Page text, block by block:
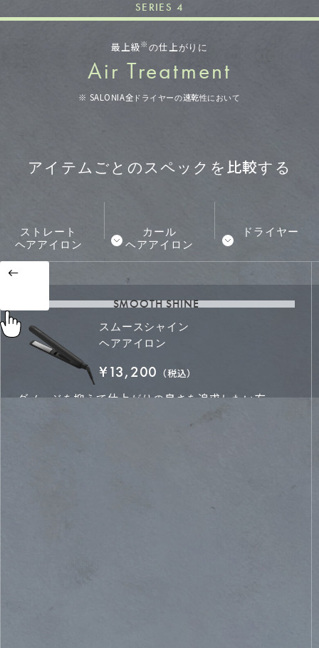
SERIES 4
最上級※ の仕上がりに
Air Treatment
※ SALONIA全ドライヤーの速乾性において
アイテムごとのスペックを比較する
ストレート
ヘアアイロン
カール
ヘアアイロン
ドライヤー
SMOOTH SHINE
スムースシャイン
ヘアアイロン
¥13,200 （税込）
ダメージを抑えて仕上がりの良さを追求したい方